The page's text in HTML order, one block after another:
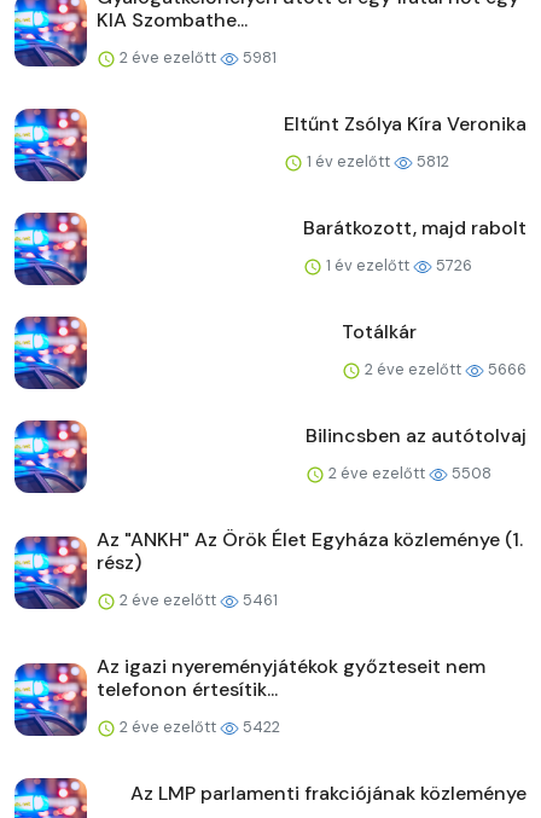
KIA Szombathe...
2 éve ezelőtt 5981
Eltűnt Zsólya Kíra Veronika
1 év ezelőtt 5812
Barátkozott, majd rabolt
1 év ezelőtt 5726
Totálkár
2 éve ezelőtt 5666
Bilincsben az autótolvaj
2 éve ezelőtt 5508
Az "ANKH" Az Örök Élet Egyháza közleménye (1.
rész)
2 éve ezelőtt 5461
Az igazi nyereményjátékok győzteseit nem
telefonon értesítik...
2 éve ezelőtt 5422
Az LMP parlamenti frakciójának közleménye